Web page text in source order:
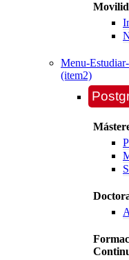
Menu-
(item2)